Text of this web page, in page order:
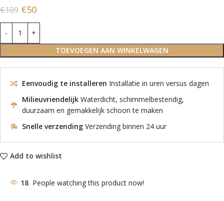
€109 €50
TOEVOEGEN AAN WINKELWAGEN
Eenvoudig te installeren Installatie in uren versus dagen
Milieuvriendelijk Waterdicht, schimmelbestendig,
duurzaam en gemakkelijk schoon te maken
Snelle verzending Verzending binnen 24 uur
Add to wishlist
18 People watching this product now!